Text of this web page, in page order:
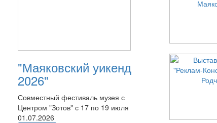
"Маяковский уикенд
2026"
Совместный фестиваль музея с
Центром "Зотов" с 17 по 19 июля
01.07.2026